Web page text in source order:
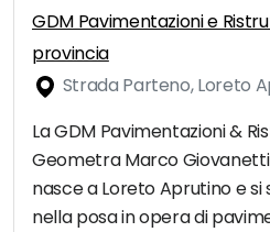
GDM Pavimentazioni e
provincia
Strada Parteno, Loreto
La GDM Pavimentazioni &
Geometra Marco Giovanetti
nasce a Loreto Aprutino e si
nella posa in opera di